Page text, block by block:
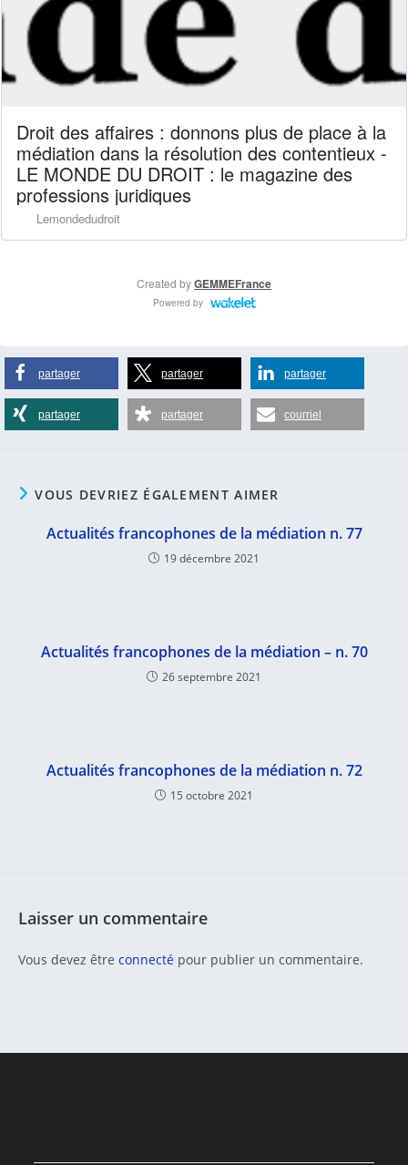
partager partager partager
partager partager courriel
VOUS DEVRIEZ ÉGALEMENT AIMER
Actualités francophones de la médiation n. 77
19 décembre 2021
Actualités francophones de la médiation – n. 70
26 septembre 2021
Actualités francophones de la médiation n. 72
15 octobre 2021
Laisser un commentaire
Vous devez être connecté pour publier un commentaire.